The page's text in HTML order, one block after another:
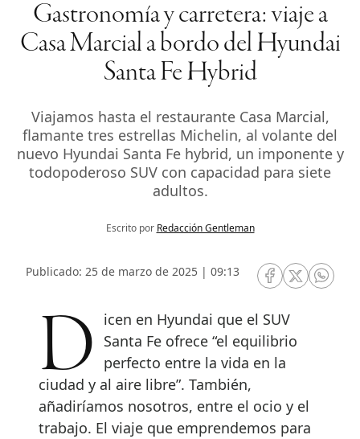
Gastronomía y carretera: viaje a
Casa Marcial a bordo del Hyundai
Santa Fe Hybrid
Viajamos hasta el restaurante Casa Marcial,
flamante tres estrellas Michelin, al volante del
nuevo Hyundai Santa Fe hybrid, un imponente y
todopoderoso SUV con capacidad para siete
adultos.
Escrito por Redacción Gentleman
Publicado: 25 de marzo de 2025 | 09:13
RRSS Facebook
RRSSRRSS
Dicen en Hyundai que el SUV
Santa Fe ofrece “el equilibrio
perfecto entre la vida en la
ciudad y al aire libre”. También,
añadiríamos nosotros, entre el ocio y el
trabajo. El viaje que emprendemos para